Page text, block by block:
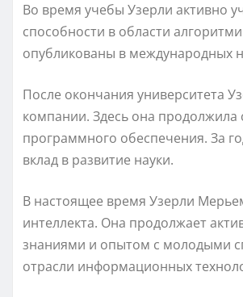
Во время учебы Узерли активно
способности в области
опубликованы в международных
После окончания университета
компании. Здесь она продолжила
программного обеспечения. За
вклад в развитие науки.
В настоящее время Узерли
интеллекта. Она продолжает
знаниями и опытом с молодыми
отрасли информационных